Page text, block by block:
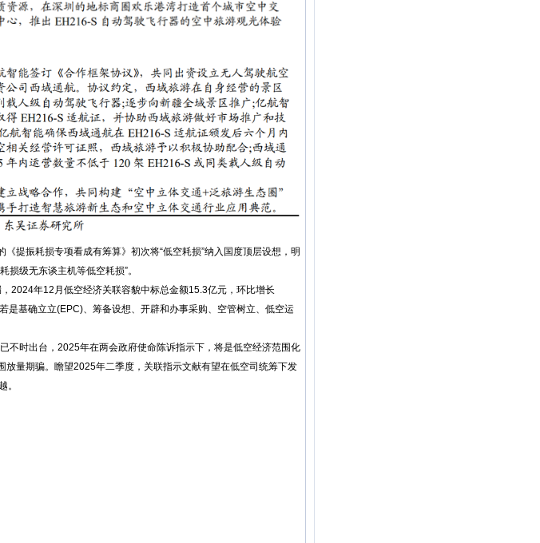
振耗损专项看成有筹算》初次将“低空耗损”纳入国度顶层设想，明
损级无东谈主机等低空耗损”。
年12月低空经济关联容貌中标总金额15.3亿元，环比增长
基确立立(EPC)、筹备设想、开辟和办事采购、空管树立、低空运
时出台，2025年在两会政府使命陈诉指示下，将是低空经济范围化
量期骗。瞻望2025年二季度，关联指示文献有望在低空司统筹下发
。